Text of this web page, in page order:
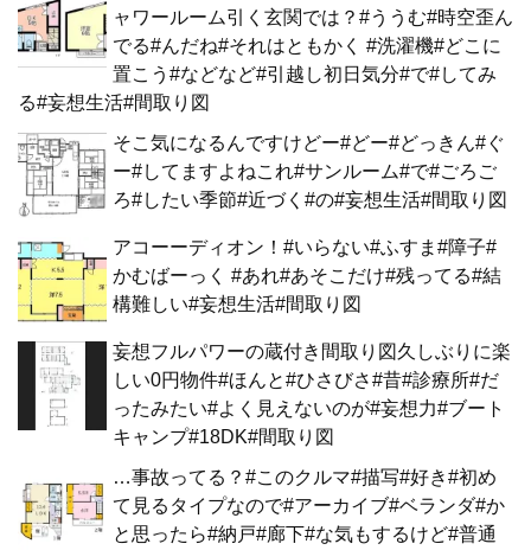
ャワールーム引く玄関では？#ううむ#時空歪ん
でる#んだね#それはともかく #洗濯機#どこに
置こう#などなど#引越し初日気分#で#してみ
る#妄想生活#間取り図
そこ気になるんですけどー#どー#どっきん#ぐ
ー#してますよねこれ#サンルーム#で#ごろご
ろ#したい季節#近づく#の#妄想生活#間取り図
アコーーディオン！#いらない#ふすま#障子#
かむばーっく #あれ#あそこだけ#残ってる#結
構難しい#妄想生活#間取り図
妄想フルパワーの蔵付き間取り図久しぶりに楽
しい0円物件#ほんと#ひさびさ#昔#診療所#だ
ったみたい#よく見えないのが#妄想力#ブート
キャンプ#18DK#間取り図
…事故ってる？#このクルマ#描写#好き#初め
て見るタイプなので#アーカイブ#ベランダ#か
と思ったら#納戸#廊下#な気もするけど#普通